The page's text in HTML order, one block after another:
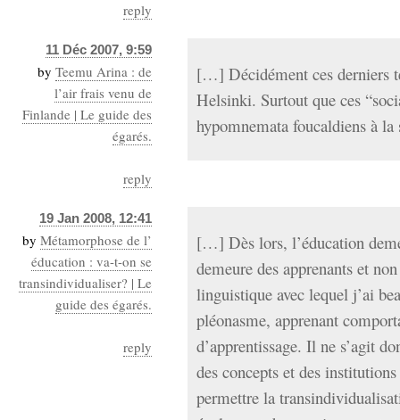
reply
11 Déc 2007, 9:59
by Teemu Arina : de
l’air frais venu de
Finlande | Le guide des
égarés.
reply
[…] Décidément ces derniers
Helsinki. Surtout que ces
hypomnemata foucaldiens à
19 Jan 2008, 12:41
by Métamorphose de l’
éducation : va-t-on se
transindividualiser? | Le
guide des égarés.
reply
[…] Dès lors, l’éducation
demeure des apprenants et
linguistique avec lequel j’ai
pléonasme, apprenant
d’apprentissage. Il ne s’agit
des concepts et des
permettre la